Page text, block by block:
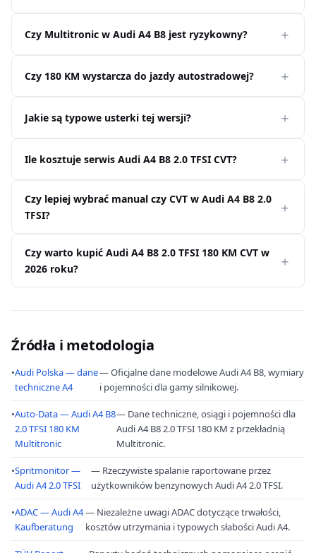
Czy Multitronic w Audi A4 B8 jest ryzykowny?
Czy 180 KM wystarcza do jazdy autostradowej?
Jakie są typowe usterki tej wersji?
Ile kosztuje serwis Audi A4 B8 2.0 TFSI CVT?
Czy lepiej wybrać manual czy CVT w Audi A4 B8 2.0
TFSI?
Czy warto kupić Audi A4 B8 2.0 TFSI 180 KM CVT w
2026 roku?
Źródła i metodologia
•Audi Polska — dane
techniczne A4
— Oficjalne dane modelowe Audi A4 B8, wymiary
i pojemności dla gamy silnikowej.
•Auto-Data — Audi A4 B8
2.0 TFSI 180 KM
Multitronic
— Dane techniczne, osiągi i pojemności dla
Audi A4 B8 2.0 TFSI 180 KM z przekładnią
Multitronic.
•Spritmonitor —
Audi A4 2.0 TFSI
— Rzeczywiste spalanie raportowane przez
użytkowników benzynowych Audi A4 2.0 TFSI.
•ADAC — Audi A4
Kaufberatung
— Niezależne uwagi ADAC dotyczące trwałości,
kosztów utrzymania i typowych słabości Audi A4.